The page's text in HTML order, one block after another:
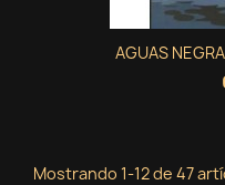
AGUAS
Mostrando 1-12 de 47